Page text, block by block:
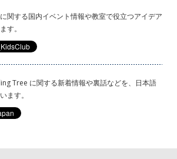
関する国内イベント情報や教室で役立つアイデア
す。
Tree に関する新着情報や裏話などを、日本語
ます。